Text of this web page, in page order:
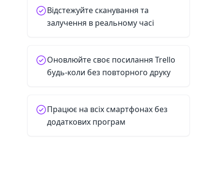
Відстежуйте сканування та
залучення в реальному часі
Оновлюйте своє посилання Trello
будь-коли без повторного друку
Працює на всіх смартфонах без
додаткових програм